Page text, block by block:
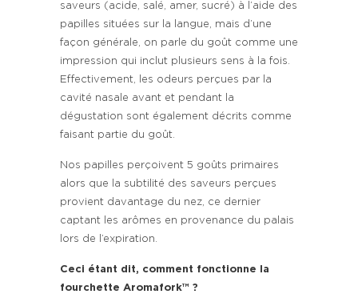
saveurs (acide, salé, amer, sucré) à l’aide des
papilles situées sur la langue, mais d’une
façon générale, on parle du goût comme une
impression qui inclut plusieurs sens à la fois.
Effectivement, les odeurs perçues par la
cavité nasale avant et pendant la
dégustation sont également décrits comme
faisant partie du goût.
Nos papilles perçoivent 5 goûts primaires
alors que la subtilité des saveurs perçues
provient davantage du nez, ce dernier
captant les arômes en provenance du palais
lors de l’expiration.
Ceci étant dit, comment fonctionne la
fourchette Aromafork™ ?